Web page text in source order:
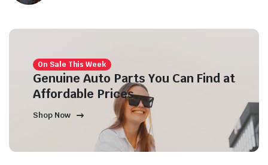
On Sale This Week
Genuine Auto Parts You Can Find at
Affordable Prices
Shop Now